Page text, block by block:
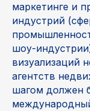
маркетинге и
индустрий
шоу-
визуализаций
агентств
шагом должен